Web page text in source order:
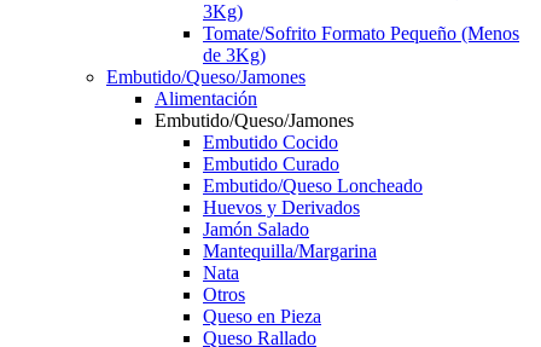
3Kg)
Tomate/Sofrito Formato Pequeño (Menos
de 3Kg)
Embutido/Queso/Jamones
Alimentación
Embutido/Queso/Jamones
Embutido Cocido
Embutido Curado
Embutido/Queso Loncheado
Huevos y Derivados
Jamón Salado
Mantequilla/Margarina
Nata
Otros
Queso en Pieza
Queso Rallado